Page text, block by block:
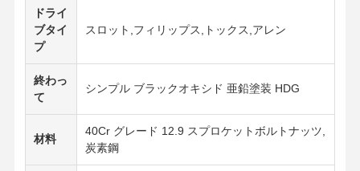
ドライ
ブタイ
プ
スロット,フィリップス,トックス,アレン
終わっ
て
シンプル ブラックオキシド 亜鉛塗装 HDG
材料
40Cr グレード 12.9 スプロケットボルトナッツ,
炭素鋼